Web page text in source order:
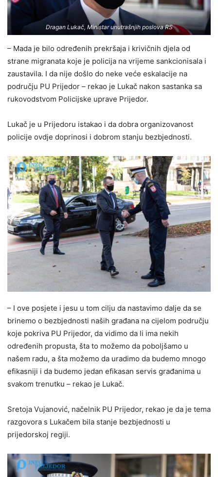
Dragan Lukač, Ministar unutrašnjih poslova RS
– Mada je bilo određenih prekršaja i krivičnih djela od
strane migranata koje je policija na vrijeme sankcionisala i
zaustavila. I da nije došlo do neke veće eskalacije na
području PU Prijedor – rekao je Lukač nakon sastanka sa
rukovodstvom Policijske uprave Prijedor.
Lukač je u Prijedoru istakao i da dobra organizovanost
policije ovdje doprinosi i dobrom stanju bezbjednosti.
– I ove posjete i jesu u tom cilju da nastavimo dalje da se
brinemo o bezbjednosti naših građana na cijelom području
koje pokriva PU Prijedor, da vidimo da li ima nekih
određenih propusta, šta to možemo da poboljšamo u
našem radu, a šta možemo da uradimo da budemo mnogo
efikasniji i da budemo jedan efikasan servis građanima u
svakom trenutku – rekao je Lukač.
Sretoja Vujanović, načelnik PU Prijedor, rekao je da je tema
razgovora s Lukačem bila stanje bezbjednosti u
prijedorskoj regiji.